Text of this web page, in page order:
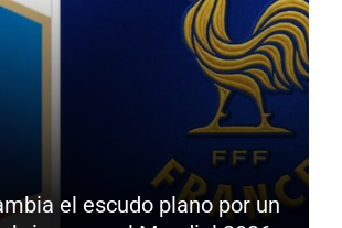
el escudo plano por un